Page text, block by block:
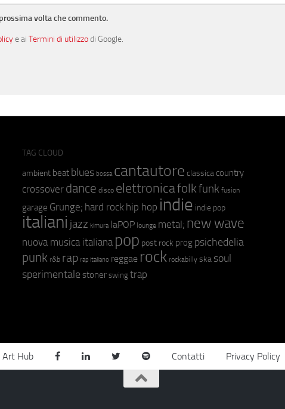
volta che commento.
e ai Termini di utilizzodi Google.
TAG CLOUD
ambient beat blues bossa cantautore classica country
crossover dance disco elettronicafolkfunk fusion
garage Grunge; hard rock hip hop indie indie pop
italiani jazz kimura laPOP lounge metal; new wave
nuova musica italiana pop post rock prog psichedelia
punk r&b rap rap italiano reggae rock rockabilly ska soul
sperimentale stoner swing trap
Art Hub Contatti Privacy Policy